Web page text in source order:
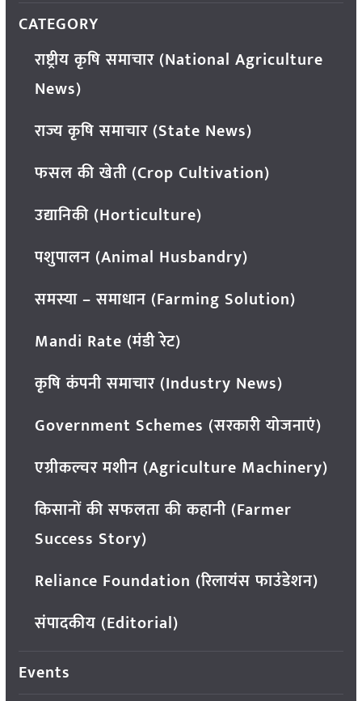
CATEGORY
राष्ट्रीय कृषि समाचार (National Agriculture
News)
राज्य कृषि समाचार (State News)
फसल की खेती (Crop Cultivation)
उद्यानिकी (Horticulture)
पशुपालन (Animal Husbandry)
समस्या – समाधान (Farming Solution)
Mandi Rate (मंडी रेट)
कृषि कंपनी समाचार (Industry News)
Government Schemes (सरकारी योजनाएं)
एग्रीकल्चर मशीन (Agriculture Machinery)
किसानों की सफलता की कहानी (Farmer
Success Story)
Reliance Foundation (रिलायंस फाउंडेशन)
संपादकीय (Editorial)
Events